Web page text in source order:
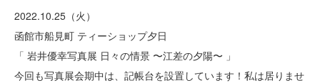
2022.10.25（火）
函館市船見町 ティーショップ夕日
「 岩井優幸写真展 日々の情景 〜江差の夕陽〜 」
今回も写真展会期中は、記帳台を設置しています！私は居りませ